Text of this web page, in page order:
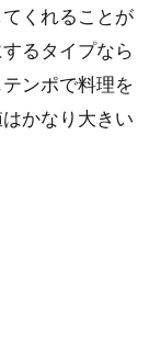
くれることが
るタイプなら
ンポで料理を
かなり大きい